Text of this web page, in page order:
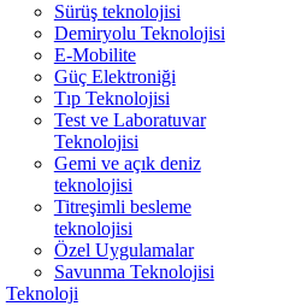
Sürüş teknolojisi
Demiryolu Teknolojisi
E-Mobilite
Güç Elektroniği
Tıp Teknolojisi
Test ve Laboratuvar
Teknolojisi
Gemi ve açık deniz
teknolojisi
Titreşimli besleme
teknolojisi
Özel Uygulamalar
Savunma Teknolojisi
Teknoloji